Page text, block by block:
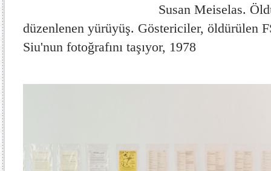
Susan Meiselas.
düzenlenen yürüyüş. Göstericiler, öldürülen
Siu'nun fotoğrafını taşıyor, 1978